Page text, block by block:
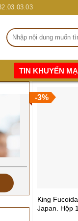
Tìm
kiếm:
TIN KHUYẾN
mại có 1 O 2
-3%
King
Japan. Hộp